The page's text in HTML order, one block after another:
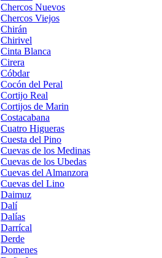
Chercos Nuevos
Chercos Viejos
Chirán
Chirivel
Cinta Blanca
Cirera
Cóbdar
Cocón del Peral
Cortijo Real
Cortijos de Marin
Costacabana
Cuatro Higueras
Cuesta del Pino
Cuevas de los Medinas
Cuevas de los Ubedas
Cuevas del Almanzora
Cuevas del Lino
Daimuz
Dalí
Dalías
Darrícal
Derde
Domenes